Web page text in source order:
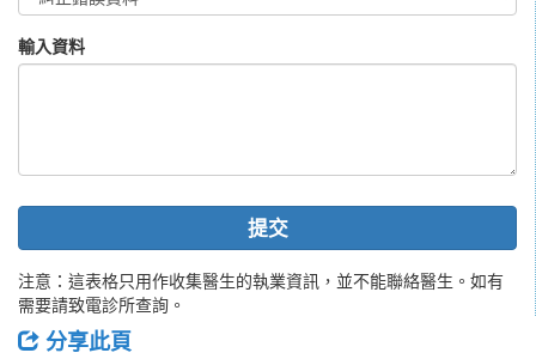
輸入資料
提交
注意：這表格只用作收集醫生的執業資訊，並不能聯絡醫生。如有
需要請致電診所查詢。
分享此頁